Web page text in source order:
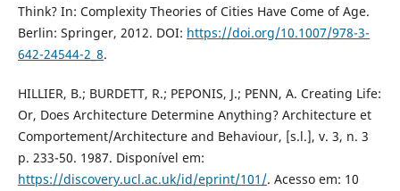
Think? In: Complexity Theories of Cities Have Come of Age.
Berlin: Springer, 2012. DOI: https://doi.org/10.1007/978-3-
642-24544-2_8.
HILLIER, B.; BURDETT, R.; PEPONIS, J.; PENN, A. Creating Life:
Or, Does Architecture Determine Anything? Architecture et
Comportement/Architecture and Behaviour, [s.l.], v. 3, n. 3
p. 233-50. 1987. Disponível em:
https://discovery.ucl.ac.uk/id/eprint/101/. Acesso em: 10